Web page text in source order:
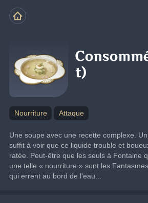
t)
Nourriture Attaque
Une soupe avec une recette complexe.
suffit à voir que ce liquide trouble et
ratée. Peut-être que les seuls à Fontaine
une telle « nourriture » sont les
qui errent au bord de l'eau...